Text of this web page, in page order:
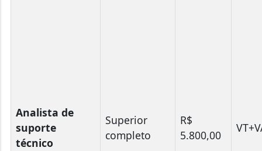
Analista de
suporte
técnico
Superior
completo
R$
5.800,00